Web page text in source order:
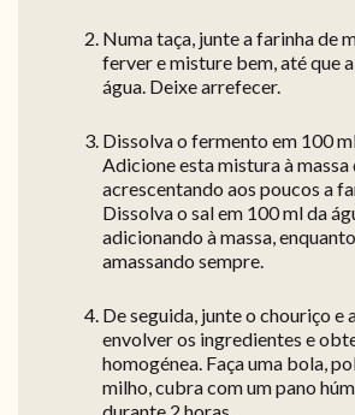
Numa taça, junte a farinha de
ferver e misture bem, até que
água. Deixe arrefecer.
Dissolva o fermento em 100
Adicione esta mistura à
acrescentando aos poucos a
Dissolva o sal em 100 ml da
adicionando à massa,
amassando sempre.
De seguida, junte o chouriço e
envolver os ingredientes e
homogénea. Faça uma bola,
milho, cubra com um pano